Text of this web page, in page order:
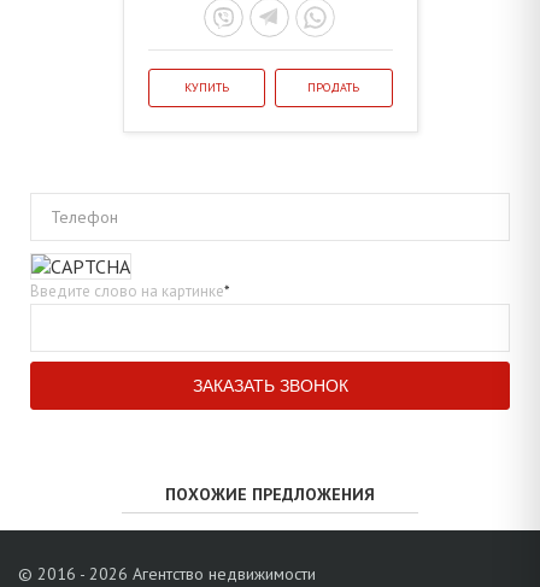
КУПИТЬ ПРОДАТЬ
Телефон
Введите слово на картинке*
ПОХОЖИЕ ПРЕДЛОЖЕНИЯ
© 2016 - 2026 Агентство недвижимости